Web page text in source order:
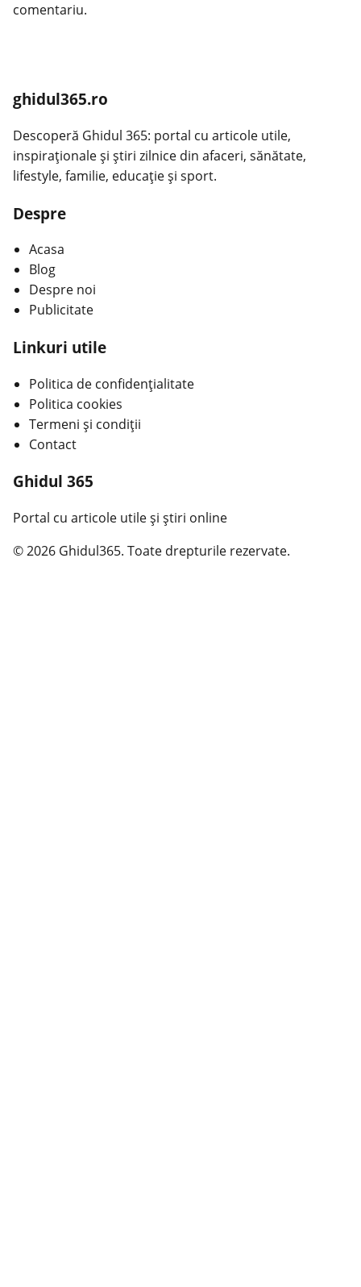
comentariu.
ghidul365.ro
Descoperă Ghidul 365: portal cu articole utile,
inspiraționale și știri zilnice din afaceri, sănătate,
lifestyle, familie, educație și sport.
Despre
Acasa
Blog
Despre noi
Publicitate
Linkuri utile
Politica de confidențialitate
Politica cookies
Termeni și condiții
Contact
Ghidul 365
Portal cu articole utile și știri online
© 2026 Ghidul365. Toate drepturile rezervate.